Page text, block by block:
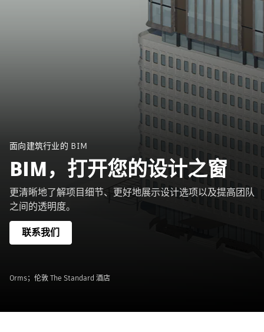
面向建筑行业的 BIM
BIM，打开您的设计之窗
更清晰地了解项目细节、更好地展示设计选项以及提高团队
之间的透明度。
联系我们
Orms；伦敦 The Standard 酒店